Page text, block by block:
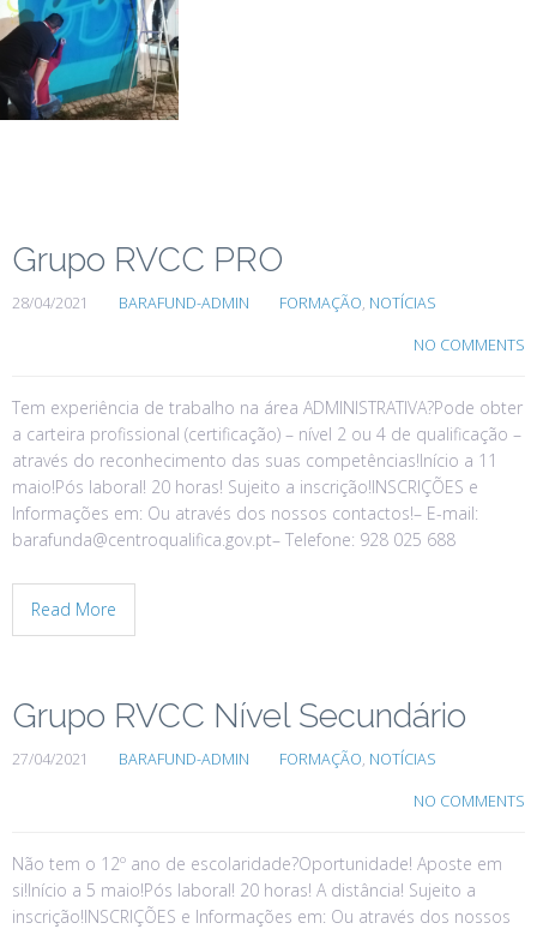
Grupo RVCC PRO
28/04/2021 BARAFUND-ADMIN FORMAÇÃO, NOTÍCIAS
NO COMMENTS
Tem experiência de trabalho na área ADMINISTRATIVA?Pode obter
a carteira profissional (certificação) – nível 2 ou 4 de qualificação –
através do reconhecimento das suas competências!Início a 11
maio!Pós laboral! 20 horas! Sujeito a inscrição!INSCRIÇÕES e
Informações em: Ou através dos nossos contactos!– E-mail:
barafunda@centroqualifica.gov.pt– Telefone: 928 025 688
Read More
Grupo RVCC Nível Secundário
27/04/2021 BARAFUND-ADMIN FORMAÇÃO, NOTÍCIAS
NO COMMENTS
Não tem o 12º ano de escolaridade?Oportunidade! Aposte em
si!Início a 5 maio!Pós laboral! 20 horas! A distância! Sujeito a
inscrição!INSCRIÇÕES e Informações em: Ou através dos nossos